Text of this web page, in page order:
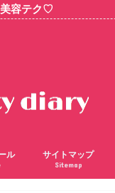
美容テク♡
ル サイトマップ
Sitemap